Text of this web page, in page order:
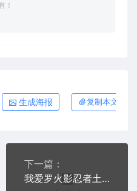
！
生成海报 复制本文链接
下一篇：
我爱罗火影忍者土遁术雕刻卡通人物动画片激光打标文件通用位图